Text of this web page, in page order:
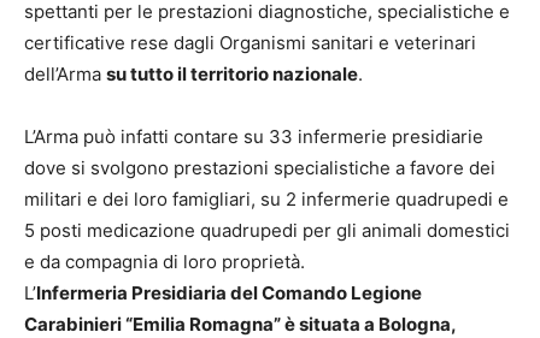
spettanti per le prestazioni diagnostiche, specialistiche e
certificative rese dagli Organismi sanitari e veterinari
dell’Arma su tutto il territorio nazionale.
L’Arma può infatti contare su 33 infermerie presidiarie
dove si svolgono prestazioni specialistiche a favore dei
militari e dei loro famigliari, su 2 infermerie quadrupedi e
5 posti medicazione quadrupedi per gli animali domestici
e da compagnia di loro proprietà.
L’Infermeria Presidiaria del Comando Legione
Carabinieri “Emilia Romagna” è situata a Bologna,